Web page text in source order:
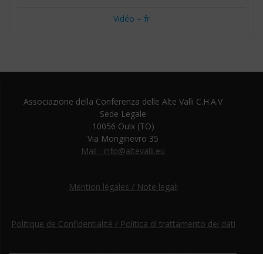
Vidéo – fr
Associazione della Conferenza delle Alte Valli C.H.A.V
Sede Legale
10056 Oulx (TO)
Via Monginevro 35
Mail : info@altevalli.eu
Mention légales / Note legali
Politique de Confidentialité / Politica di trattamento dei dati